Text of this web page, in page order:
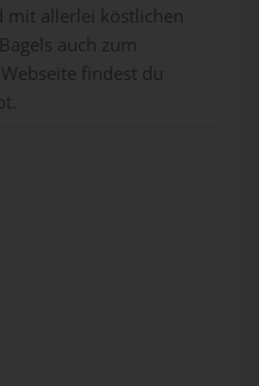
mit allerlei köstlichen
auch zum
findest du